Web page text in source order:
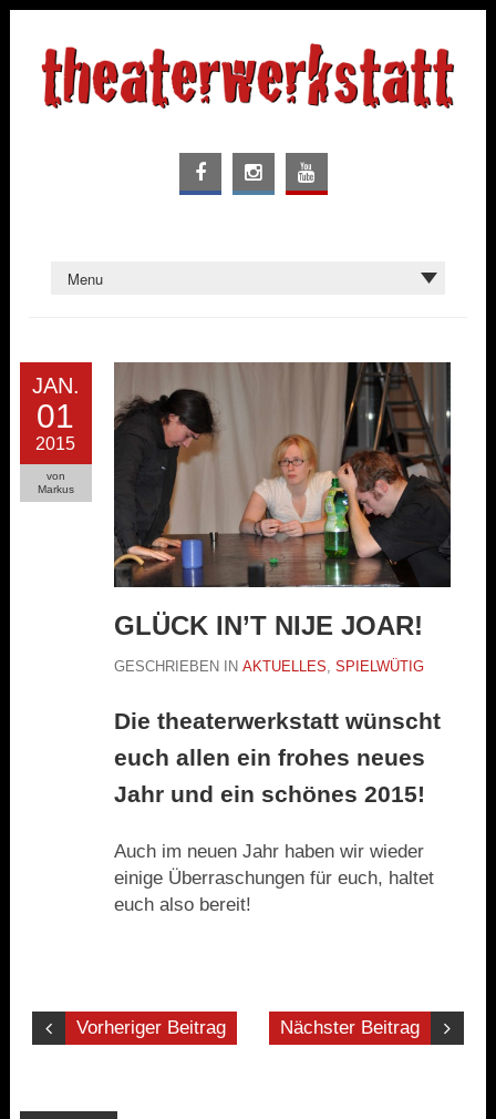
JAN.
01
2015
von
Markus
GLÜCK IN’T NIJE JOAR!
GESCHRIEBEN IN AKTUELLES SPIELWÜTIG
Die theaterwerkstatt wünscht
euch allen ein frohes neues
Jahr und ein schönes 2015!
Auch im neuen Jahr haben wir wieder
einige Überraschungen für euch, haltet
euch also bereit!
Nächster Beitrag
Vorheriger Beitrag